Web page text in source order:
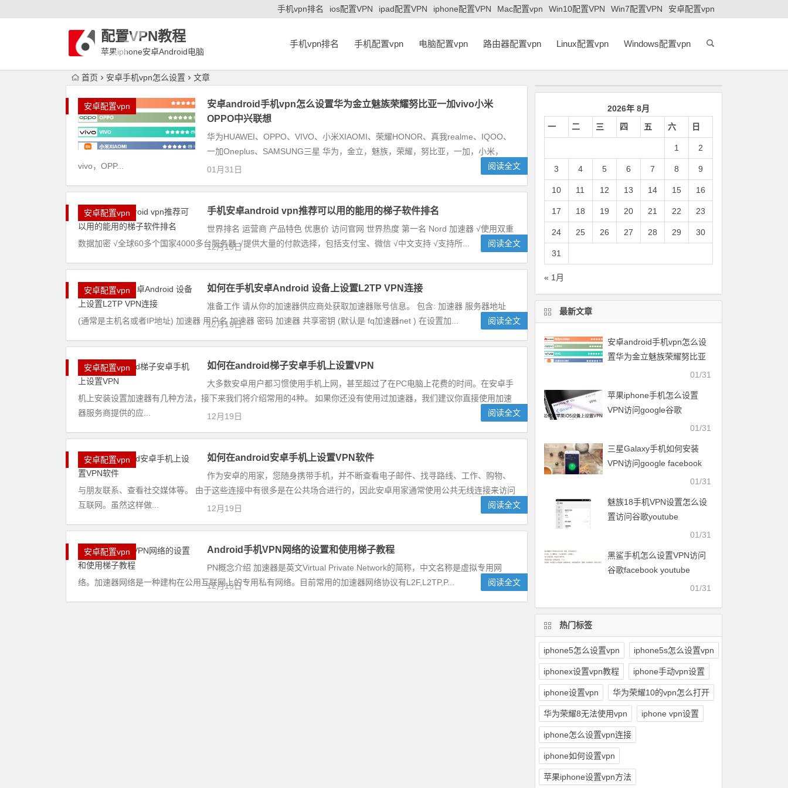
手机vpn排名 ios配置VPN ipad配置VPN iphone配置VPN Mac配置vpn Win10配置VPN Win7配置VPN 安卓配置vpn
配置VPN教程
苹果iphone安卓Android电脑
手机vpn排名 手机配置vpn 电脑配置vpn 路由器配置vpn Linux配置vpn Windows配置vpn
首页 安卓手机vpn怎么设置 文章
安卓配置vpn
安卓android手机vpn怎么设置华为金立魅族荣耀努比亚一加vivo小米
OPPO中兴联想
华为HUAWEI、OPPO、VIVO、小米XIAOMI、荣耀HONOR、真我realme、IQOO、
一加Oneplus、SAMSUNG三星 华为，金立，魅族，荣耀，努比亚，一加，小米，
vivo，OPP...
01月31日 阅读全文
安卓配置vpn 手机安卓android vpn推荐可以用的能用的梯子软件排名
世界排名 运营商 产品特色 优惠价 访问官网 世界热度 第一名 Nord 加速器 √使用双重
数据加密 √全球60多个国家4000多台服务器 √提供大量的付款选择，包括支付宝、微信 √中文支持 √支持所...
12月19日 阅读全文
安卓配置vpn 如何在手机安卓Android 设备上设置L2TP VPN连接
准备工作 请从你的加速器供应商处获取加速器账号信息。 包含: 加速器 服务器地址
(通常是主机名或者IP地址) 加速器 用户名 加速器 密码 加速器 共享密钥 (默认是 fq加速器net ) 在设置加...
12月19日 阅读全文
安卓配置vpn 如何在android梯子安卓手机上设置VPN
大多数安卓用户都习惯使用手机上网，甚至超过了在PC电脑上花费的时间。在安卓手
机上安装设置加速器有几种方法，接下来我们将介绍常用的4种。 如果你还没有使用过加速器，我们建议你直接使用加速
器服务商提供的应...
12月19日 阅读全文
安卓配置vpn 如何在android安卓手机上设置VPN软件
作为安卓的用家，您随身携带手机，并不断查看电子邮件、找寻路线、工作、购物、
与朋友联系、查看社交媒体等。 由于这些连接中有很多是在公共场合进行的，因此安卓用家通常使用公共无线连接来访问
互联网。虽然这样做...
12月19日 阅读全文
安卓配置vpn Android手机VPN网络的设置和使用梯子教程
PN概念介绍 加速器是英文Virtual Private Network的简称，中文名称是虚拟专用网
络。加速器网络是一种建构在公用互联网上的专用私有网络。目前常用的加速器网络协议有L2F,L2TP,P...
12月19日 阅读全文
2026年 8月
一
二 三 四 五 六 日
1 2
3 4 5 6 7 8 9
10 11 12 13 14 15 16
17 18 19 20 21 22 23
24 25 26 27 28 29 30
31
« 1月
最新文章
安卓android手机vpn怎么设
置华为金立魅族荣耀努比亚
一加vivo小米OPPO中兴联想
01/31
苹果iphone手机怎么设置
VPN访问google谷歌
01/31
三星Galaxy手机如何安装
VPN访问google facebook
01/31
魅族18手机VPN设置怎么设
置访问谷歌youtube
01/31
黑鲨手机怎么设置VPN访问
谷歌facebook youtube
01/31
热门标签
iphone5怎么设置vpn iphone5s怎么设置vpn
iphonex设置vpn教程 iphone手动vpn设置
iphone设置vpn 华为荣耀10的vpn怎么打开
华为荣耀8无法使用vpn iphone vpn设置
iphone怎么设置vpn连接
iphone如何设置vpn
苹果iphone设置vpn方法